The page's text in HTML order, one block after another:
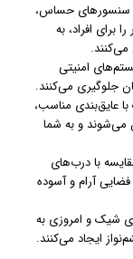
سنسورهای حساس،
برای افراد، به
می‌کنند.
امنیتی
جلوگیری می‌کنند.
عایق‌بندی مناسب،
می‌شوند و به شما
با درب‌های
آرام و آسوده
شیک و امروزی به
ایجاد می‌کنند.